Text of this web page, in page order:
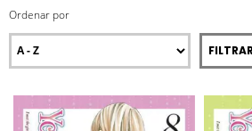
Ordenar por
FILTRAR